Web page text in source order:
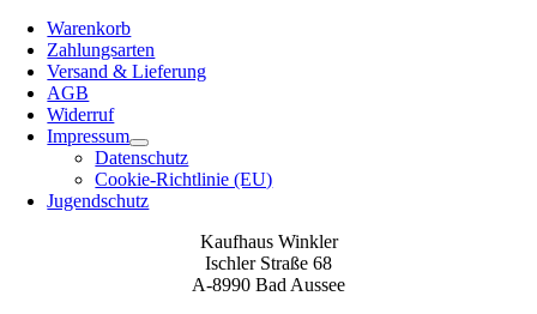
Warenkorb
Zahlungsarten
Versand & Lieferung
AGB
Widerruf
Impressum
Datenschutz
Cookie-Richtlinie (EU)
Jugendschutz
Kaufhaus Winkler
Ischler Straße 68
A-8990 Bad Aussee